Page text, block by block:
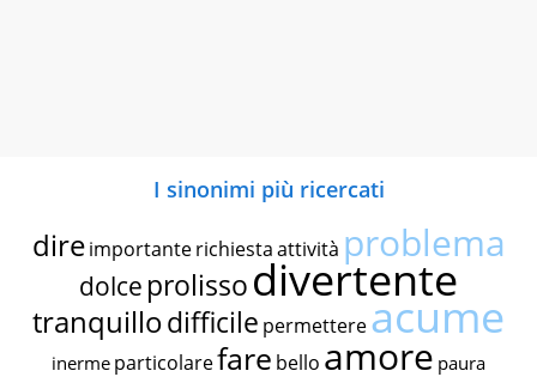
I sinonimi più ricercati
dire importante richiestaattività problema
dolce prolissodivertente
tranquillodifficile permettereacume
inerme particolarefare bello amore paura